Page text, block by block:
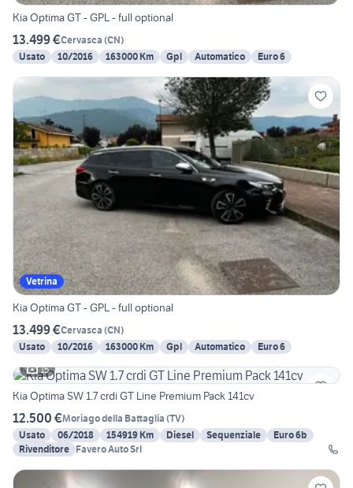
Kia Optima GT - GPL - full optional
13.499 €Cervasca (CN)
Usato
10/2016 163000 Km Gpl Automatico Euro 6
Vetrina
Kia Optima GT - GPL - full optional
13.499 €Cervasca (CN)
Usato
10/2016 163000 Km Gpl Automatico
Euro 6
15
Kia Optima SW 1.7 crdi GT Line Premium Pack 141cv
12.500 €Moriago della Battaglia (TV)
Usato
06/2018 154919 Km Diesel Sequenziale
Euro 6b
Rivenditore Favero Auto Srl